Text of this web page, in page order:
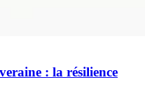
: la résilience